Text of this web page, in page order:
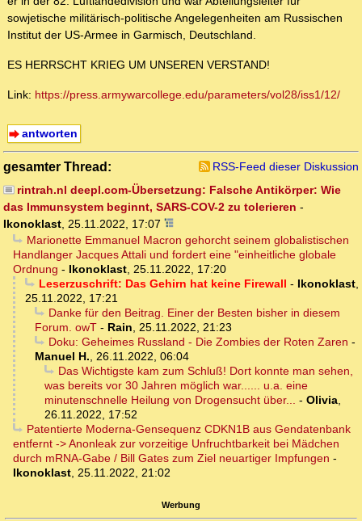
sowjetische militärisch-politische Angelegenheiten am Russischen
Institut der US-Armee in Garmisch, Deutschland.
ES HERRSCHT KRIEG UM UNSEREN VERSTAND!
Link: https://press.armywarcollege.edu/parameters/vol28/iss1/12/
antworten
gesamter Thread:
RSS-Feed dieser Diskussion
rintrah.nl deepl.com-Übersetzung: Falsche Antikörper: Wie
das Immunsystem beginnt, SARS-COV-2 zu tolerieren -
Ikonoklast, 25.11.2022, 17:07
Marionette Emmanuel Macron gehorcht seinem globalistischen
Handlanger Jacques Attali und fordert eine "einheitliche globale
Ordnung - Ikonoklast, 25.11.2022, 17:20
Leserzuschrift: Das Gehirn hat keine Firewall - Ikonoklast,
25.11.2022, 17:21
Danke für den Beitrag. Einer der Besten bisher in diesem
Forum. owT - Rain, 25.11.2022, 21:23
Doku: Geheimes Russland - Die Zombies der Roten Zaren -
Manuel H., 26.11.2022, 06:04
Das Wichtigste kam zum Schluß! Dort konnte man sehen,
was bereits vor 30 Jahren möglich war...... u.a. eine
minutenschnelle Heilung von Drogensucht über... - Olivia,
26.11.2022, 17:52
Patentierte Moderna-Gensequenz CDKN1B aus Gendatenbank
entfernt -> Anonleak zur vorzeitige Unfruchtbarkeit bei Mädchen
durch mRNA-Gabe / Bill Gates zum Ziel neuartiger Impfungen -
Ikonoklast, 25.11.2022, 21:02
Werbung